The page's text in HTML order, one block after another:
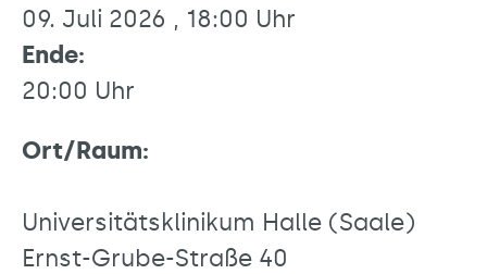
09. Juli 2026 , 18:00 Uhr
Ende:
20:00 Uhr
Ort/Raum:
Universitätsklinikum Halle (Saale)
Ernst-Grube-Straße 40